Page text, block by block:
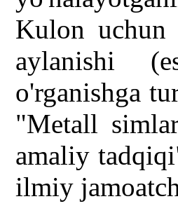
Kulon
aylanishi
o'rganishga
"Metall
amaliy
ilmiy